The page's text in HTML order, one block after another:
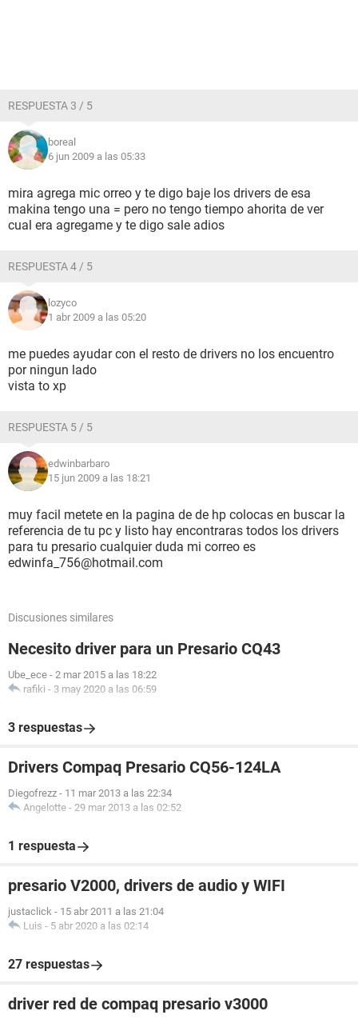
RESPUESTA 3 / 5
boreal
6 jun 2009 a las 05:33
mira agrega mic orreo y te digo baje los drivers de esa
makina tengo una = pero no tengo tiempo ahorita de ver
cual era agregame y te digo sale adios
RESPUESTA 4 / 5
lozyco
1 abr 2009 a las 05:20
me puedes ayudar con el resto de drivers no los encuentro
por ningun lado
vista to xp
RESPUESTA 5 / 5
edwinbarbaro
15 jun 2009 a las 18:21
muy facil metete en la pagina de de hp colocas en buscar la
referencia de tu pc y listo hay encontraras todos los drivers
para tu presario cualquier duda mi correo es
edwinfa_756@hotmail.com
Discusiones similares
Necesito driver para un Presario CQ43
Ube_ece - 2 mar 2015 a las 18:22
rafiki - 3 may 2020 a las 06:59
3 respuestas
Drivers Compaq Presario CQ56-124LA
Diegofrezz - 11 mar 2013 a las 22:34
Angelotte - 29 mar 2013 a las 02:52
1 respuesta
presario V2000, drivers de audio y WIFI
justaclick - 15 abr 2011 a las 21:04
Luis - 5 abr 2020 a las 02:14
27 respuestas
driver red de compaq presario v3000